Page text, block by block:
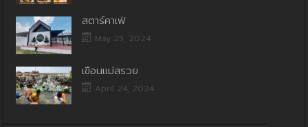
สตาร์คาเฟ่
May 25, 2024
เขื่อนแม่สรวย
April 24, 2024